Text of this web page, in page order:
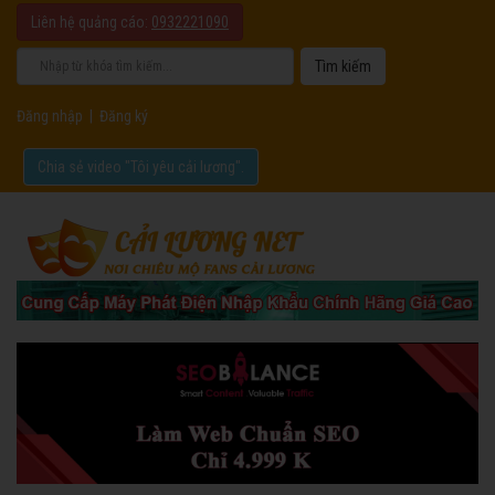
Liên hệ quảng cáo: 0932221090
Đăng nhập Đăng ký
Chia sẻ video "Tôi yêu cải lương".